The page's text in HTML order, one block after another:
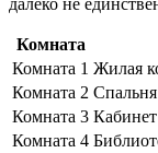
Комната
Комната 1 Жилая
Комната 2
Комната 3
Комната 4